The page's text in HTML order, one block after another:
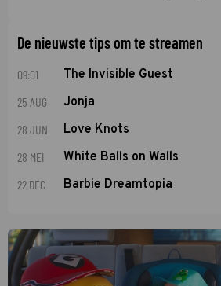
De nieuwste tips om te streamen
09:01 The Invisible Guest
25 AUG Jonja
28 JUN Love Knots
28 MEI White Balls on Walls
22 DEC Barbie Dreamtopia